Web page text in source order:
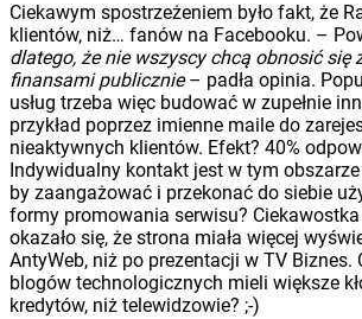
Ciekawym spostrzeżeniem było fakt, że
klientów, niż… fanów na Facebooku. –
dlatego, że nie wszyscy chcą obnosić się
finansami publicznie– padła opinia.
usług trzeba więc budować w zupełnie
przykład poprzez imienne maile do
nieaktywnych klientów. Efekt? 40%
Indywidualny kontakt jest w tym
by zaangażować i przekonać do siebie
formy promowania serwisu?
okazało się, że strona miała więcej
AntyWeb, niż po prezentacji w TV Biznes.
blogów technologicznych mieli większe
kredytów, niż telewidzowie? ;-)